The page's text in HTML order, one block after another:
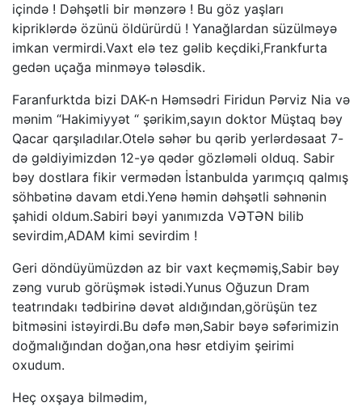
içində ! Dəhşətli bir mənzərə ! Bu göz yaşları
kipriklərdə özünü öldürürdü ! Yanağlardan süzülməyə
imkan vermirdi.Vaxt elə tez gəlib keçdiki,Frankfurta
gedən uçağa minməyə tələsdik.
Faranfurktda bizi DAK-n Həmsədri Firidun Pərviz Nia və
mənim “Hakimiyyət “ şərikim,sayın doktor Müştaq bəy
Qacar qarşıladılar.Otelə səhər bu qərib yerlərdəsaat 7-
də gəldiyimizdən 12-yə qədər gözləməli olduq. Sabir
bəy dostlara fikir vermədən İstanbulda yarımçıq qalmış
söhbətinə davam etdi.Yenə həmin dəhşətli səhnənin
şahidi oldum.Sabiri bəyi yanımızda VƏTƏN bilib
sevirdim,ADAM kimi sevirdim !
Geri döndüyümüzdən az bir vaxt keçməmiş,Sabir bəy
zəng vurub görüşmək istədi.Yunus Oğuzun Dram
teatrındakı tədbirinə dəvət aldığından,görüşün tez
bitməsini istəyirdi.Bu dəfə mən,Sabir bəyə səfərimizin
doğmalığından doğan,ona həsr etdiyim şeirimi
oxudum.
Heç oxşaya bilmədim,